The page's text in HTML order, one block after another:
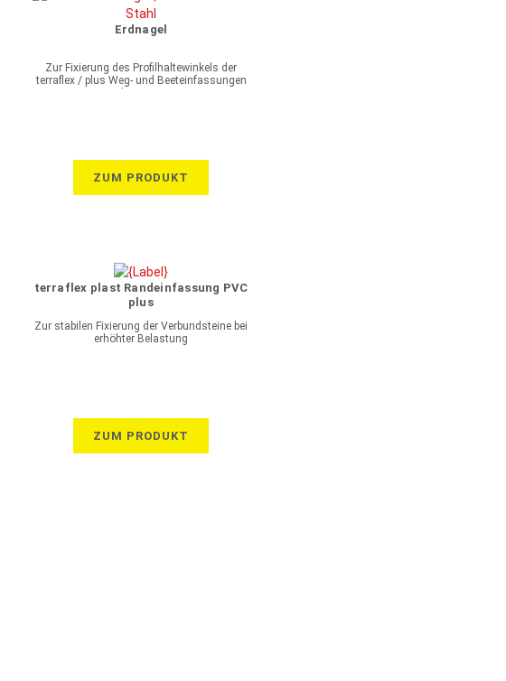
Erdnagel
Zur Fixierung des Profilhaltewinkels der
terraflex / plus Weg- und Beeteinfassungen
ZUM PRODUKT
terraflex plast Randeinfassung PVC
plus
Zur stabilen Fixierung der Verbundsteine bei
erhöhter Belastung
ZUM PRODUKT